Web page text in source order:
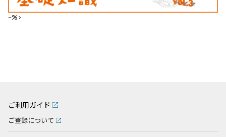
--%>
ご利用ガイド
ご登録について